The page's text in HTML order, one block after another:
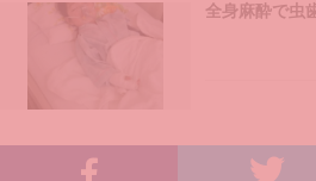
全身麻酔で虫